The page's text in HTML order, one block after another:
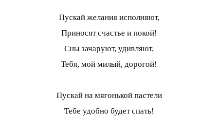
Пускай желания исполняют,
Приносят счастье и покой!
Сны зачаруют, удивляют,
Тебя, мой милый, дорогой!
Пускай на мягонькой пастели
Тебе удобно будет спать!